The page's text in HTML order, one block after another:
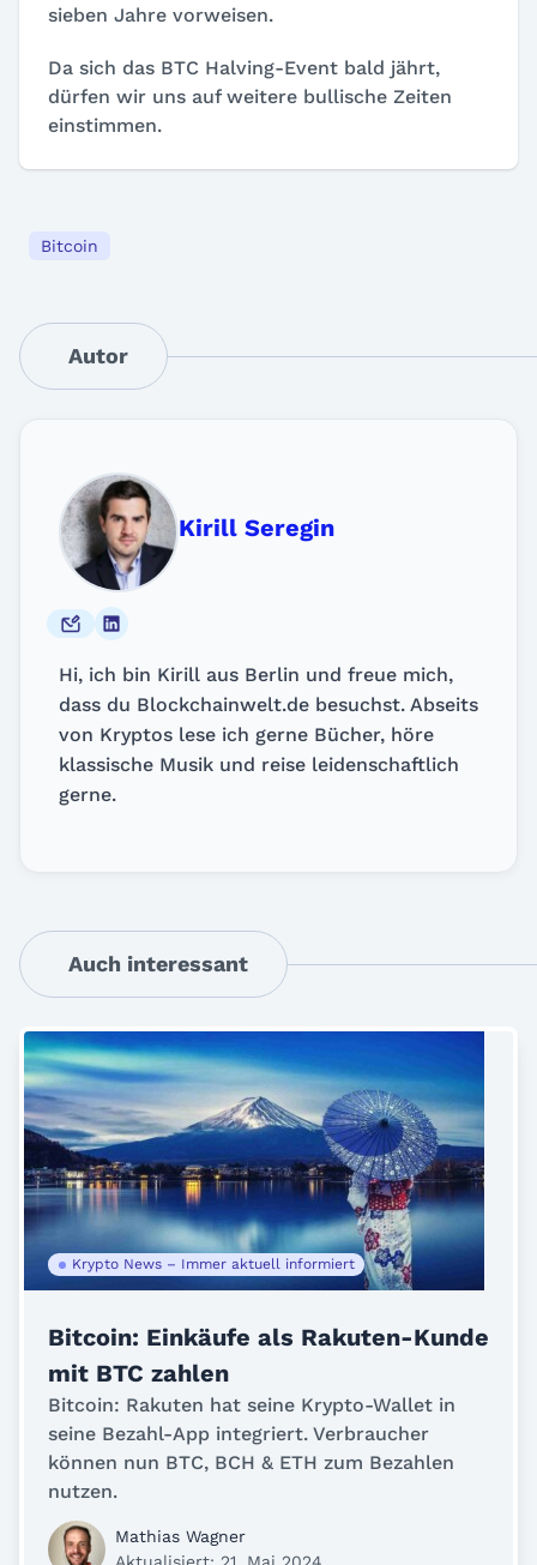
sieben Jahre vorweisen.
Da sich das BTC Halving-Event bald jährt,
dürfen wir uns auf weitere bullische Zeiten
einstimmen.
Bitcoin
Autor
Kirill Seregin
Hi, ich bin Kirill aus Berlin und freue mich,
dass du Blockchainwelt.de besuchst. Abseits
von Kryptos lese ich gerne Bücher, höre
klassische Musik und reise leidenschaftlich
gerne.
Auch interessant
Krypto News – Immer aktuell informiert
Bitcoin: Einkäufe als Rakuten-Kunde
mit BTC zahlen
Bitcoin: Rakuten hat seine Krypto-Wallet in
seine Bezahl-App integriert. Verbraucher
können nun BTC, BCH & ETH zum Bezahlen
nutzen.
Mathias Wagner